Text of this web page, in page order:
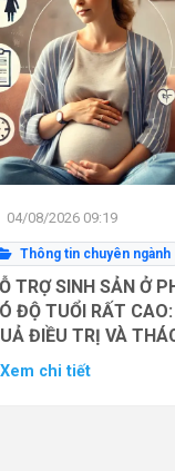
04/08/2026 09:19
Thông tin chuyên ngành
TRỢ SINH SẢN Ở
ĐỘ TUỔI RẤT
ĐIỀU TRỊ VÀ
LÂM SÀNG
chi tiết